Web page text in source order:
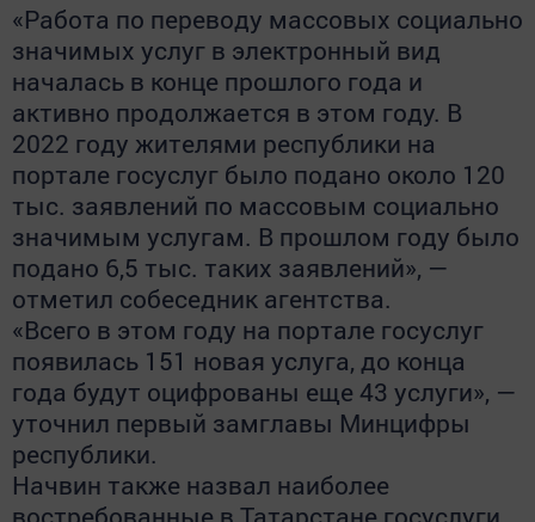
«Работа по переводу массовых социально
значимых услуг в электронный вид
началась в конце прошлого года и
активно продолжается в этом году. В
2022 году жителями республики на
портале госуслуг было подано около 120
тыс. заявлений по массовым социально
значимым услугам. В прошлом году было
подано 6,5 тыс. таких заявлений», —
отметил собеседник агентства.
«Всего в этом году на портале госуслуг
появилась 151 новая услуга, до конца
года будут оцифрованы еще 43 услуги», —
уточнил первый замглавы Минцифры
республики.
Начвин также назвал наиболее